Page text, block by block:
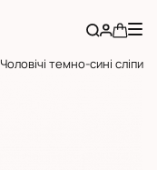
Чоловічі темно-сині сліпи